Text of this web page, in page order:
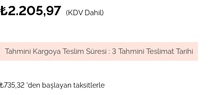
₺2.205,97 (KDV Dahil)
Tahmini Kargoya Teslim Süresi : 3 Tahmini Teslimat Tarihi
₺735,32 'den başlayan taksitlerle